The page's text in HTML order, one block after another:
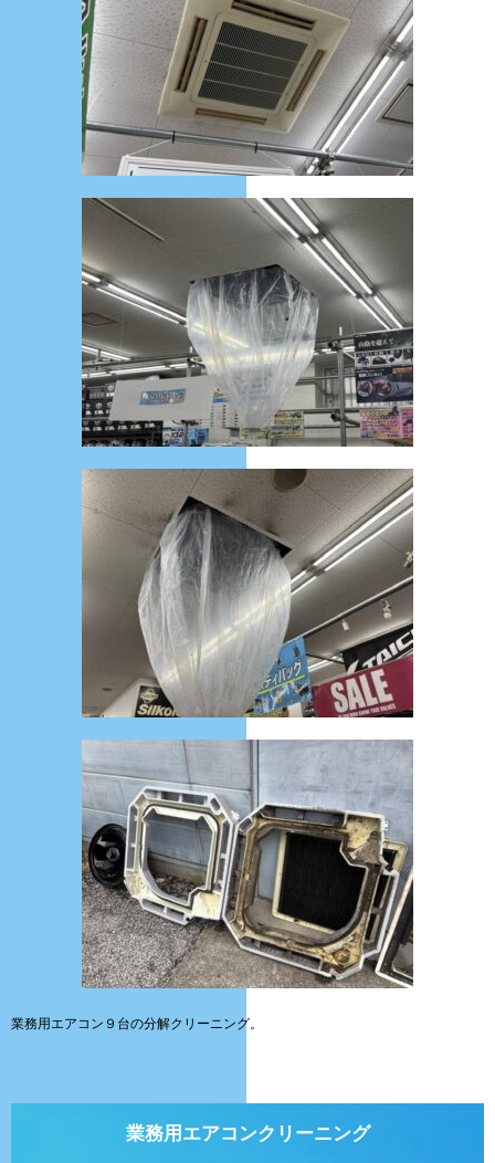
業務用エアコン９台の分解クリーニング。
業務用エアコンクリーニング